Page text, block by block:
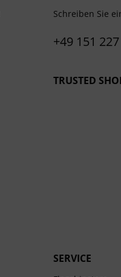
Schreiben Sie
+49 151
TRUSTED
SERVICE